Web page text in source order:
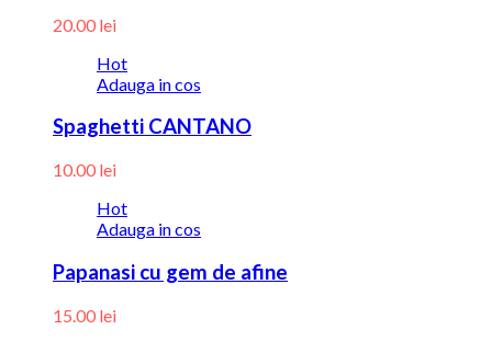
20.00 lei
Hot
Adauga in cos
Spaghetti CANTANO
10.00 lei
Hot
Adauga in cos
Papanasi cu gem de afine
15.00 lei